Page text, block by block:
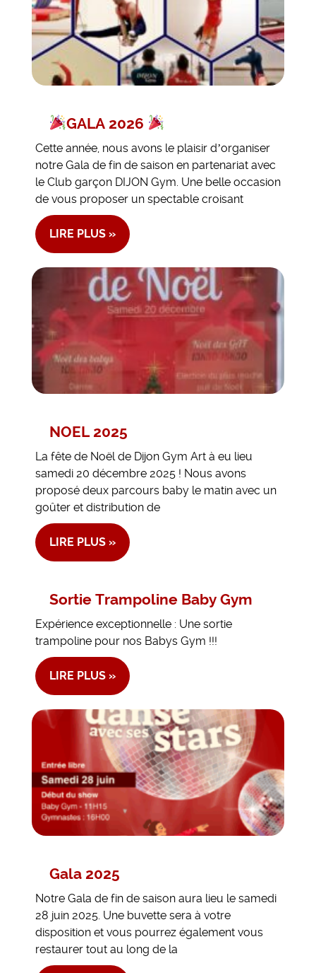
GALA 2026
Cette année, nous avons le plaisir d’organiser
notre Gala de fin de saison en partenariat avec
le Club garçon DIJON Gym. Une belle occasion
de vous proposer un spectable croisant
LIRE PLUS »
NOEL 2025
La fête de Noël de Dijon Gym Art à eu lieu
samedi 20 décembre 2025 ! Nous avons
proposé deux parcours baby le matin avec un
goûter et distribution de
LIRE PLUS »
Sortie Trampoline Baby Gym
Expérience exceptionnelle : Une sortie
trampoline pour nos Babys Gym !!!
LIRE PLUS »
Gala 2025
Notre Gala de fin de saison aura lieu le samedi
28 juin 2025. Une buvette sera à votre
disposition et vous pourrez également vous
restaurer tout au long de la